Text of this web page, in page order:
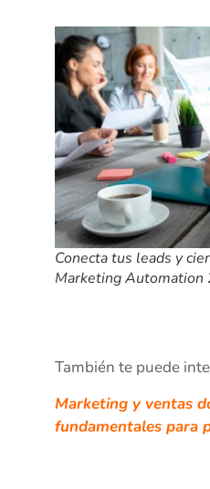
Conecta tus leads y
Marketing Automation
También te puede
Marketing y ventas
fundamentales para